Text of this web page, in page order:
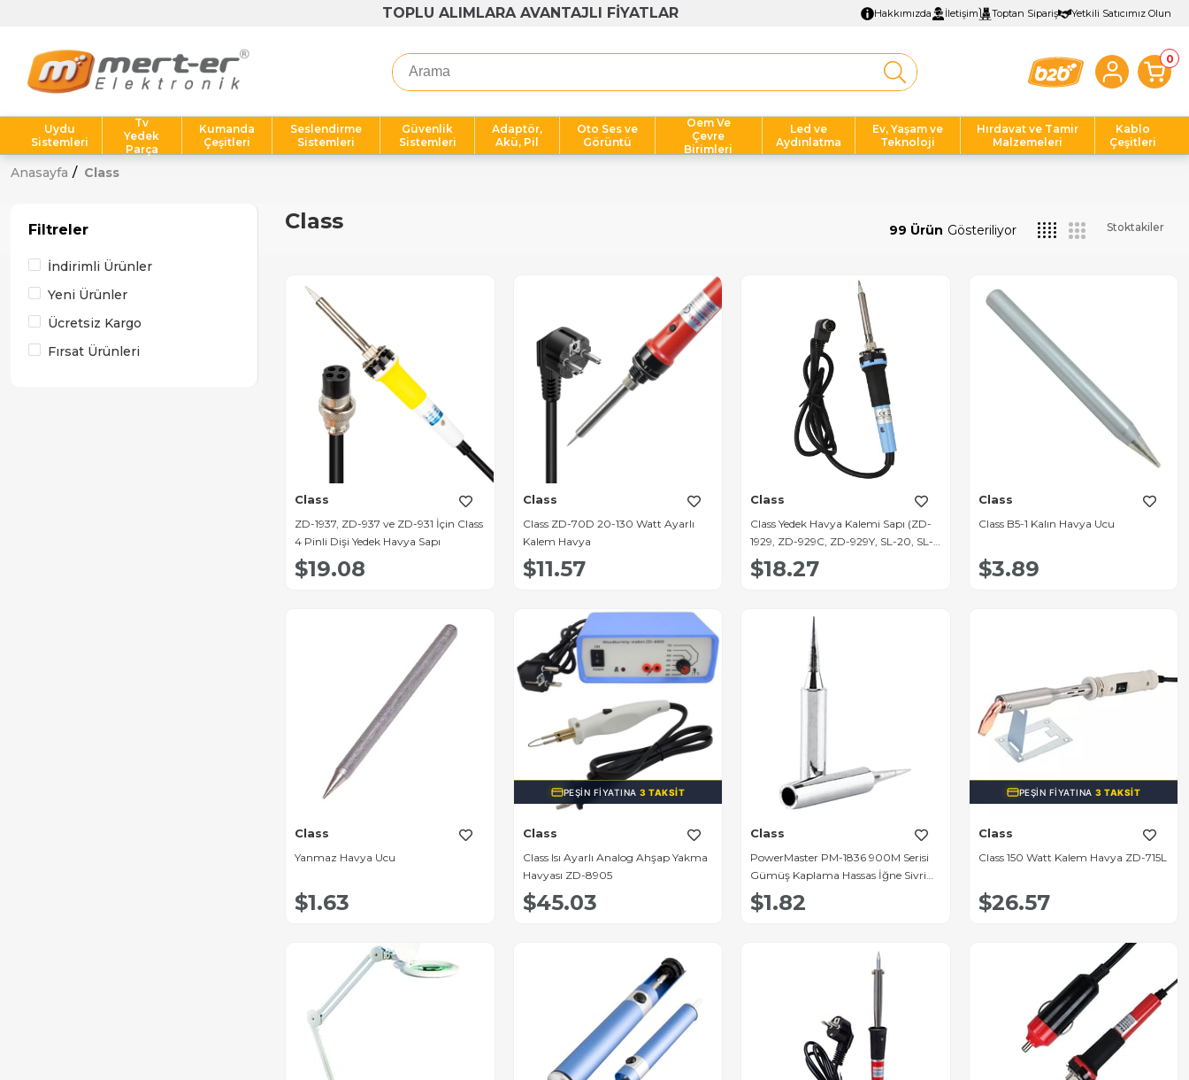
TOPLU ALIMLARA AVANTAJLI FİYATLAR Hakkımızda İletişim Toptan Sipariş Yetkili Satıcımız Olun
0
Uydu
Sistemleri
Tv
Yedek
Parça
Kumanda
Çeşitleri
Seslendirme
Sistemleri
Güvenlik
Sistemleri
Adaptör,
Akü, Pil
Oto Ses ve
Görüntü
Oem Ve
Çevre
Birimleri
Led ve
Aydınlatma
Ev, Yaşam ve
Teknoloji
Hırdavat ve Tamir
Malzemeleri
Kablo
Çeşitleri
Anasayfa Class
Filtreler
İndirimli Ürünler
Yeni Ürünler
Ücretsiz Kargo
Fırsat Ürünleri
Class Stoktakiler
99 Ürün
Class
ZD-1937, ZD-937 ve ZD-931 İçin Class
4 Pinli Dişi Yedek Havya Sapı
$19.08
Class
Class ZD-70D 20-130 Watt Ayarlı
Kalem Havya
$11.57
Class
Class Yedek Havya Kalemi Sapı (ZD-
1929, ZD-929C, ZD-929Y, SL-20, SL-
30)
$18.27
Class
Class B5-1 Kalın Havya Ucu
$3.89
Class
Yanmaz Havya Ucu
$1.63
PEŞIN FIYATINA 3 TAKSIT
Class
Class Isı Ayarlı Analog Ahşap Yakma
Havyası ZD-8905
$45.03
Class
PowerMaster PM-1836 900M Serisi
Gümüş Kaplama Hassas İğne Sivri
Havya Ucu - Hakko 936-852-803
MT-01 - Class MTX-01
$1.82
PEŞIN FIYATINA 3 TAKSIT
Class
Class 150 Watt Kalem Havya ZD-715L
$26.57